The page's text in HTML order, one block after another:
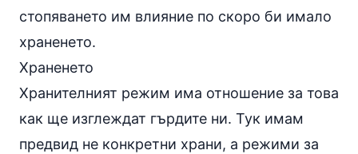
стопяването им влияние по скоро би имало
храненето.
Храненето
Хранителният режим има отношение за това
как ще изглеждат гърдите ни. Тук имам
предвид не конкретни храни, а режими за